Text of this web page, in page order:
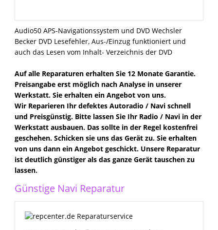
Audio50 APS-Navigationssystem und DVD Wechsler
Becker DVD Lesefehler, Aus-/Einzug funktioniert und
auch das Lesen vom Inhalt- Verzeichnis der DVD
Auf alle Reparaturen erhalten Sie 12 Monate Garantie.
Preisangabe erst möglich nach Analyse in unserer
Werkstatt. Sie erhalten ein Angebot von uns.
Wir Reparieren Ihr defektes Autoradio / Navi schnell
und Preisgünstig. Bitte lassen Sie Ihr Radio / Navi in der
Werkstatt ausbauen. Das sollte in der Regel kostenfrei
geschehen. Schicken sie uns das Gerät zu. Sie erhalten
von uns dann ein Angebot geschickt. Unsere Reparatur
ist deutlich günstiger als das ganze Gerät tauschen zu
lassen.
Günstige Navi Reparatur